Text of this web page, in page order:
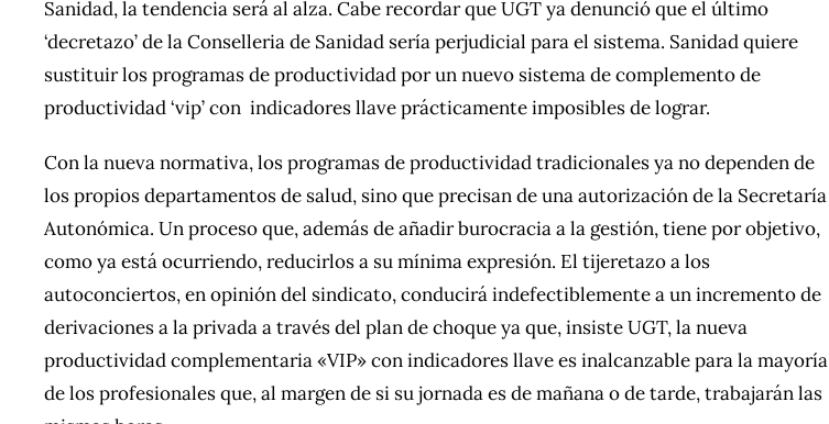
Sanidad, la tendencia será al alza. Cabe recordar que UGT ya denunció que el último
‘decretazo’ de la Conselleria de Sanidad sería perjudicial para el sistema. Sanidad quiere
sustituir los programas de productividad por un nuevo sistema de complemento de
productividad ‘vip’ con indicadores llave prácticamente imposibles de lograr.
Con la nueva normativa, los programas de productividad tradicionales ya no dependen de
los propios departamentos de salud, sino que precisan de una autorización de la Secretaría
Autonómica. Un proceso que, además de añadir burocracia a la gestión, tiene por objetivo,
como ya está ocurriendo, reducirlos a su mínima expresión. El tijeretazo a los
autoconciertos, en opinión del sindicato, conducirá indefectiblemente a un incremento de
derivaciones a la privada a través del plan de choque ya que, insiste UGT, la nueva
productividad complementaria «VIP» con indicadores llave es inalcanzable para la mayoría
de los profesionales que, al margen de si su jornada es de mañana o de tarde, trabajarán las